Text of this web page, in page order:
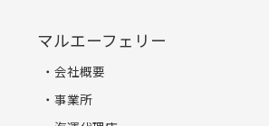
マルエーフェリー
会社概要
事業所